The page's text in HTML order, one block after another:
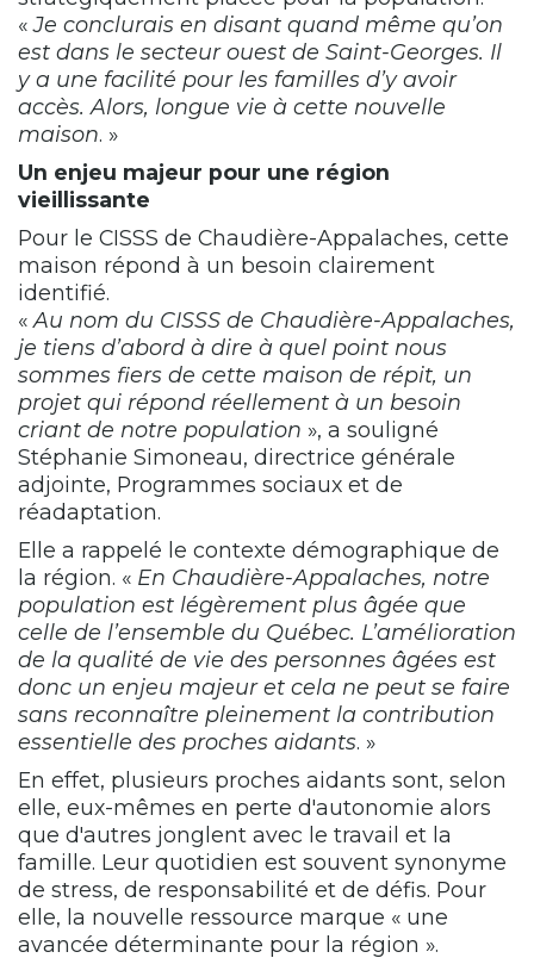
«Je conclurais en disant quand même qu’on
est dans le secteur ouest de Saint-Georges. Il
y a une facilité pour les familles d’y avoir
accès. Alors, longue vie à cette nouvelle
maison. »
Un enjeu majeur pour une région
vieillissante
Pour le CISSS de Chaudière-Appalaches, cette
maison répond à un besoin clairement
identifié.
« Au nom du CISSS de Chaudière-Appalaches,
je tiens d’abord à dire à quel point nous
sommes fiers de cette maison de répit, un
projet qui répond réellement à un besoin
criant de notre population », a souligné
Stéphanie Simoneau, directrice générale
adjointe, Programmes sociaux et de
réadaptation.
Elle a rappelé le contexte démographique de
la région. « En Chaudière-Appalaches, notre
population est légèrement plus âgée que
celle de l’ensemble du Québec. L’amélioration
de la qualité de vie des personnes âgées est
donc un enjeu majeur et cela ne peut se faire
sans reconnaître pleinement la contribution
essentielle des proches aidants. »
En effet, plusieurs proches aidants sont, selon
elle, eux-mêmes en perte d'autonomie alors
que d'autres jonglent avec le travail et la
famille. Leur quotidien est souvent synonyme
de stress, de responsabilité et de défis. Pour
elle, la nouvelle ressource marque « une
avancée déterminante pour la région ».